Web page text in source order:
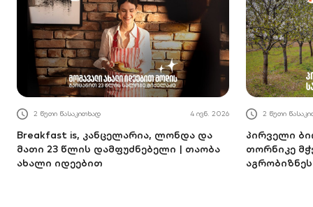
2 წუთი წასაკითხად 4 ივნ. 2026
Breakfast is, კანცელარია, ლონდა და
მათი 23 წლის დამფუძნებელი | თაობა
ახალი იდეებით
2 წუთი
პირველი
თორნიკე